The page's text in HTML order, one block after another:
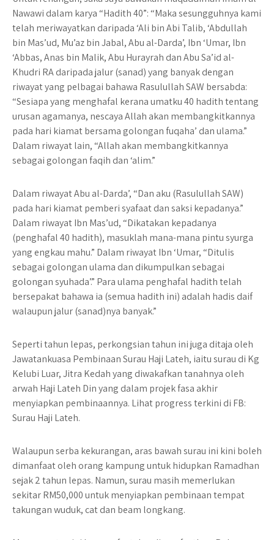
Nawawi dalam karya “Hadith 40”: “Maka sesungguhnya kami
telah meriwayatkan daripada ‘Ali bin Abi Talib, ‘Abdullah
bin Mas’ud, Mu’az bin Jabal, Abu al-Darda’, Ibn ‘Umar, Ibn
‘Abbas, Anas bin Malik, Abu Hurayrah dan Abu Sa’id al-
Khudri RA daripada jalur (sanad) yang banyak dengan
riwayat yang pelbagai bahawa Rasulullah SAW bersabda:
“Sesiapa yang menghafal kerana umatku 40 hadith tentang
urusan agamanya, nescaya Allah akan membangkitkannya
pada hari kiamat bersama golongan fuqaha’ dan ulama.”
Dalam riwayat lain, “Allah akan membangkitkannya
sebagai golongan faqih dan ‘alim.”
Dalam riwayat Abu al-Darda’, “Dan aku (Rasulullah SAW)
pada hari kiamat pemberi syafaat dan saksi kepadanya.”
Dalam riwayat Ibn Mas’ud, “Dikatakan kepadanya
(penghafal 40 hadith), masuklah mana-mana pintu syurga
yang engkau mahu.” Dalam riwayat Ibn ‘Umar, “Ditulis
sebagai golongan ulama dan dikumpulkan sebagai
golongan syuhada’.” Para ulama penghafal hadith telah
bersepakat bahawa ia (semua hadith ini) adalah hadis daif
walaupun jalur (sanad)nya banyak.”
Seperti tahun lepas, perkongsian tahun ini juga ditaja oleh
Jawatankuasa Pembinaan Surau Haji Lateh, iaitu surau di Kg
Kelubi Luar, Jitra Kedah yang diwakafkan tanahnya oleh
arwah Haji Lateh Din yang dalam projek fasa akhir
menyiapkan pembinaannya. Lihat progress terkini di FB:
Surau Haji Lateh.
Walaupun serba kekurangan, aras bawah surau ini kini boleh
dimanfaat oleh orang kampung untuk hidupkan Ramadhan
sejak 2 tahun lepas. Namun, surau masih memerlukan
sekitar RM50,000 untuk menyiapkan pembinaan tempat
takungan wuduk, cat dan beam longkang.